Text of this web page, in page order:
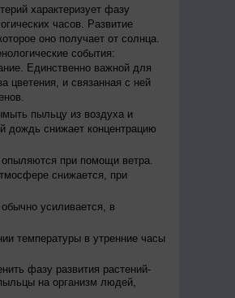
характеризует фазу
часов. Развитие
оно получает от солнца.
события:
Единственно важной для
и связанная с ней
пыльцу из воздуха и
дождь снижает концентрацию
опыляются при помощи ветра.
снижается, при
усиливается, в
температуры в утренние часы
фазу развития растений-
на организм людей,